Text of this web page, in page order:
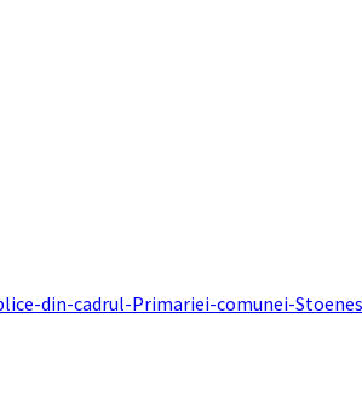
din-cadrul-Primariei-comunei-